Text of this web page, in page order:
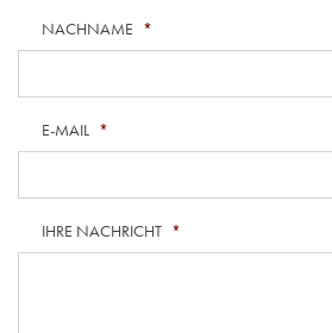
NACHNAME *
E-MAIL *
IHRE NACHRICHT *